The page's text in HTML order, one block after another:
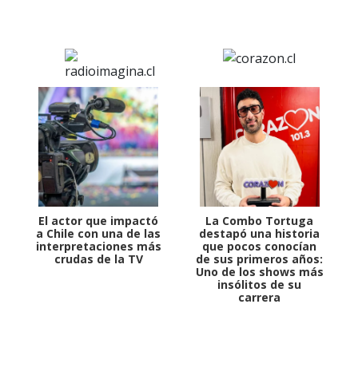
El actor que impactó
a Chile con una de las
interpretaciones más
crudas de la TV
La Combo Tortuga
destapó una historia
que pocos conocían
de sus primeros años:
Uno de los shows más
insólitos de su
carrera